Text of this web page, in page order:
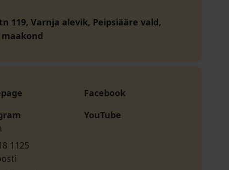
119, Varnja alevik, Peipsiääre vald,
Facebook
YouTube
1125